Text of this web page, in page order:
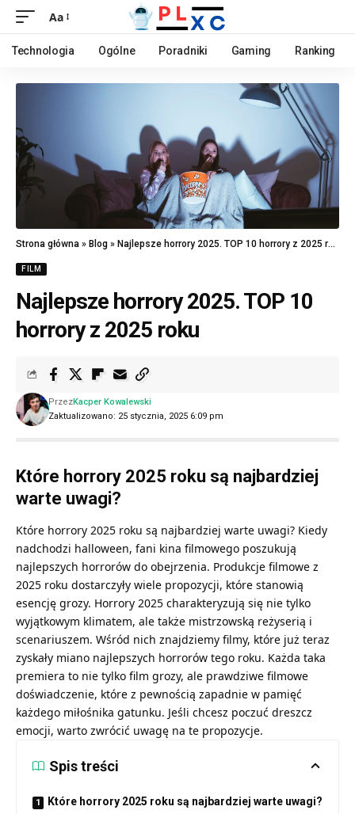
Aa
Technologia Ogólne Poradniki Gaming Ranking
Strona główna » Blog » Najlepsze horrory 2025. TOP 10 horrory z 2025 roku
FILM
Najlepsze horrory 2025. TOP 10
horrory z 2025 roku
Zaktualizowano: 25 stycznia, 2025 6:09 pm
PrzezKacper Kowalewski
Które horrory 2025 roku są najbardziej
warte uwagi?
Które horrory 2025 roku są najbardziej warte uwagi? Kiedy
nadchodzi halloween, fani kina filmowego poszukują
najlepszych horrorów do obejrzenia. Produkcje filmowe z
2025 roku dostarczyły wiele propozycji, które stanowią
esencję grozy. Horrory 2025 charakteryzują się nie tylko
wyjątkowym klimatem, ale także mistrzowską reżyserią i
scenariuszem. Wśród nich znajdziemy filmy, które już teraz
zyskały miano najlepszych horrorów tego roku. Każda taka
premiera to nie tylko film grozy, ale prawdziwe filmowe
doświadczenie, które z pewnością zapadnie w pamięć
każdego miłośnika gatunku. Jeśli chcesz poczuć dreszcz
emocji, warto zwrócić uwagę na te propozycje.
Spis treści
Które horrory 2025 roku są najbardziej warte uwagi?